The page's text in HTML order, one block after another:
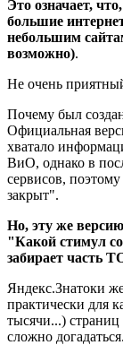
Это означает,
большие
небольшим
возможно).
Не очень
Почему был
Официальная
хватало
ВиО, однако в
сервисов,
закрыт".
Но, эту же
"Какой стимул
забирает часть
Яндекс.Знатоки
практически для
тысячи...)
сложно догадаться.